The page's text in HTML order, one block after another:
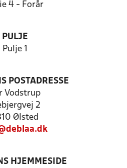
4 - Forår
PULJE
Pulje 1
POSTADRESSE
Vodstrup
2
Ølsted
HJEMMESIDE